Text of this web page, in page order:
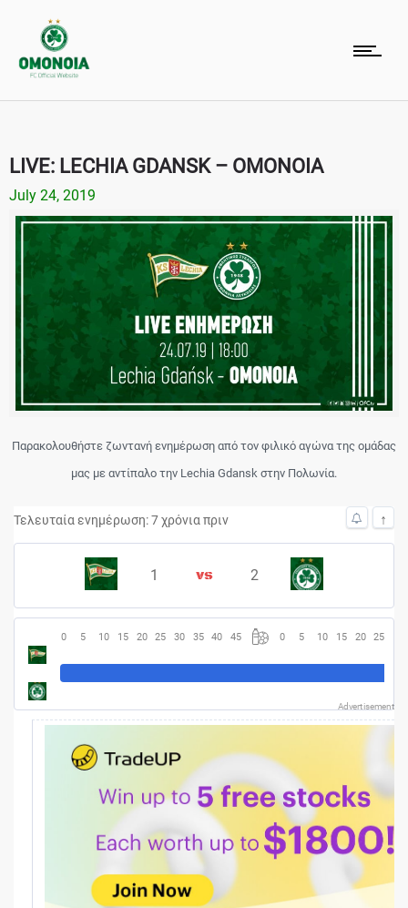
LIVE: LECHIA GDANSK – OMONOIA
July 24, 2019
Παρακολουθήστε ζωντανή ενημέρωση από τον φιλικό αγώνα της ομάδας
μας με αντίπαλο την Lechia Gdansk στην Πολωνία.
Τελευταία ενημέρωση: 7 χρόνια πριν ↑
1 2
0 5 10 15 20 25 30 35 40 45 0 5 10 15 20 25
Advertisement